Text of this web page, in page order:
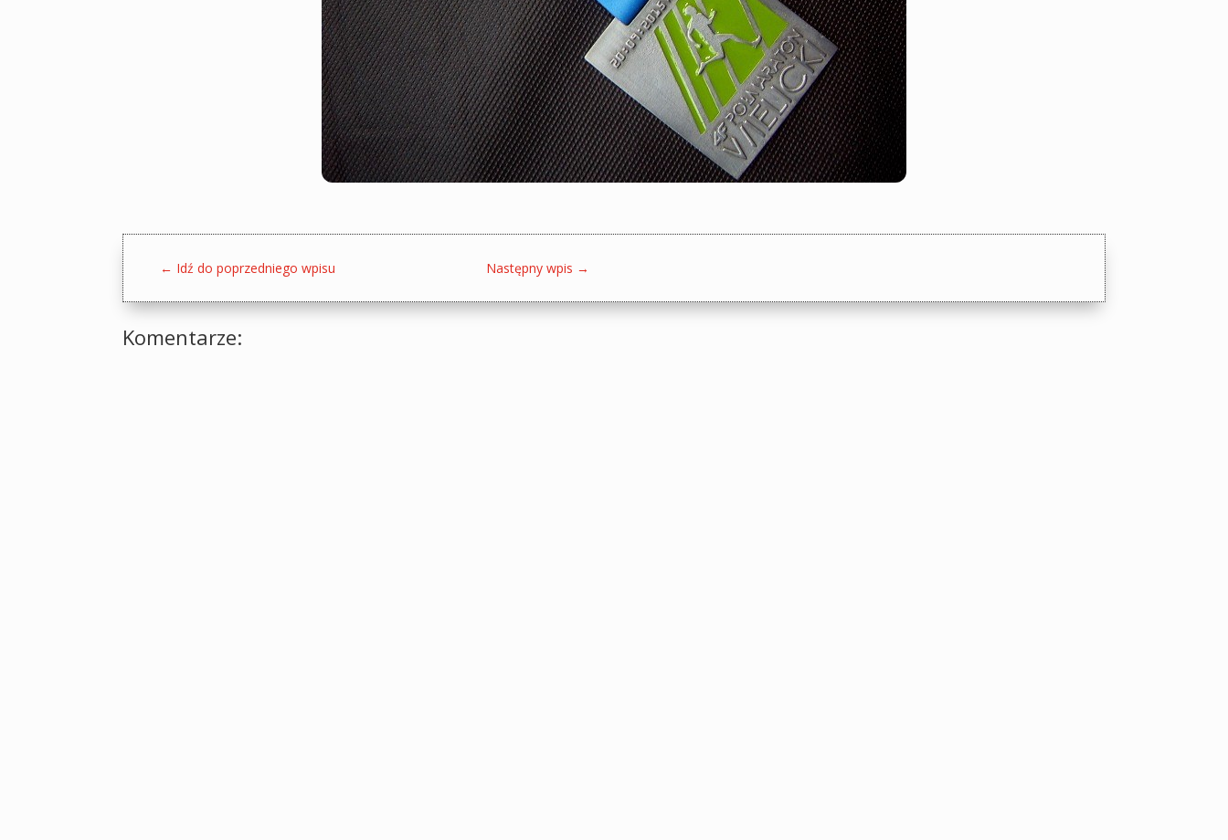
← Idź do poprzedniego wpisu Następny wpis →
Komentarze: